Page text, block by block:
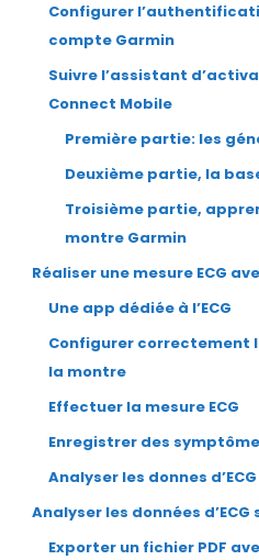
Configurer
compte Garmin
Suivre l’assistant
Connect Mobile
Première partie: les
Deuxième partie, la base
Troisième partie,
montre Garmin
Réaliser une mesure ECG
Une app dédiée à l’ECG
Configurer correctement
la montre
Effectuer la mesure ECG
Enregistrer des
Analyser les donnes
Analyser les données
Exporter un fichier PDF